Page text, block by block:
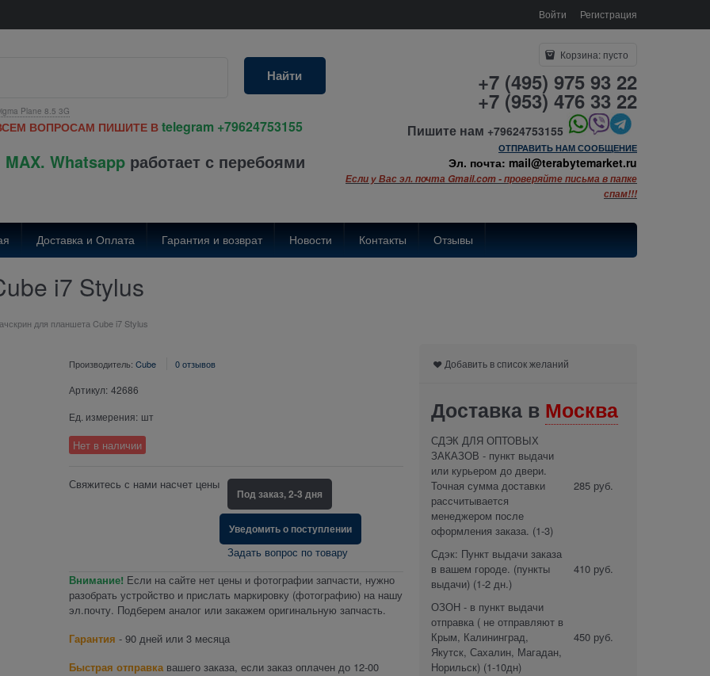
Войти Регистрация
Plane 8.5 3G
Найти
ВОПРОСАМ ПИШИТЕ В telegram +79624753155
Whatsapp работает с перебоями
Корзина: пусто
+7 (495) 975 93 22
+7 (953) 476 33 22
Пишите нам +79624753155
ОТПРАВИТЬ НАМ СООБЩЕНИЕ
Эл. почта: mail@terabytemarket.ru
Если у Вас эл. почта Gmail.com - проверяйте письма в папке
спам!!!
Доставка и Оплата Гарантия и возврат Новости Контакты Отзывы
i7 Stylus
для планшета Cube i7 Stylus
Производитель: Cube 0 отзывов
Артикул: 42686
Ед. измерения: шт
Нет в наличии
Свяжитесь с нами насчет цены
Под заказ, 2-3 дня
Уведомить о поступлении
Задать вопрос по товару
Внимание! Если на сайте нет цены и фотографии запчасти, нужно
разобрать устройство и прислать маркировку (фотографию) на нашу
эл.почту. Подберем аналог или закажем оригинальную запчасть.
Гарантия - 90 дней или 3 месяца
Быстрая отправкавашего заказа, если заказ оплачен до 12-00
Добавить в список желаний
Доставка в Москва
СДЭК ДЛЯ ОПТОВЫХ
ЗАКАЗОВ - пункт выдачи
или курьером до двери.
Точная сумма доставки
рассчитывается
менеджером после
оформления заказа. (1-3)
285 руб.
Сдэк: Пункт выдачи заказа
в вашем городе. (пункты
выдачи) (1-2 дн.)
410 руб.
ОЗОН - в пункт выдачи
отправка ( не отправляют в
Крым, Калининград,
Якутск, Сахалин, Магадан,
Норильск) (1-10дн)
450 руб.